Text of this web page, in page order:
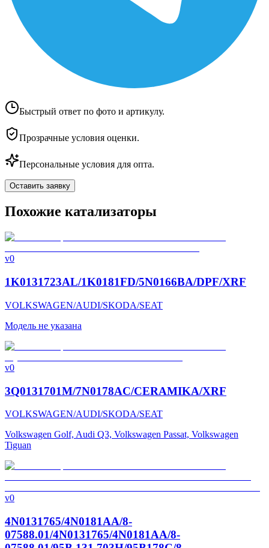
Быстрый ответ по фото и артикулу.
Прозрачные условия оценки.
Персональные условия для опта.
Оставить заявку
Похожие катализаторы
v0
1K0131723AL/1K0181FD/5N0166BA/DPF/XRF
VOLKSWAGEN/AUDI/SKODA/SEAT
Модель не указана
v0
3Q0131701M/7N0178AC/CERAMIKA/XRF
VOLKSWAGEN/AUDI/SKODA/SEAT
Volkswagen Golf, Audi Q3, Volkswagen Passat, Volkswagen
Tiguan
v0
4N0131765/4N0181AA/8-
07588.01/4N0131765/4N0181AA/8-